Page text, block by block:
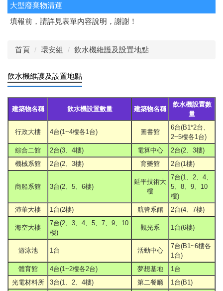
大型廢棄物清運
填報前，請詳見表單內容說明，謝謝！
首頁 環安組 飲水機維護及設置地點
飲水機維護及設置地點
建築物名稱 飲水機設置數量 建築物名稱
飲水機設置數
量
行政大樓 4台(1~4樓各1台) 圖書館
6台(B1*2台、
2~5樓各1台)
綜合二館
2台(3、4樓) 電算中心
2台(2、3樓)
機械系館
2台(2、3樓) 育樂館 2台(1樓)
商船系館 3台(2、5、6樓)
延平技術大
樓
7台(1、2、4、
5、8、9、10
樓)
沛華大樓
1台(2樓) 航管系館 2台(4、7樓)
海空大樓
7台(2、3、4、5、7、9、10
樓)
觀光系 1台(6樓)
游泳池 1台 活動中心
7台(B1~6樓各
1台)
體育館
4台(1~2樓各2台) 夢想基地
1台
光電材料所
3台(1、2、4樓) 第二餐廳
1台(B1)